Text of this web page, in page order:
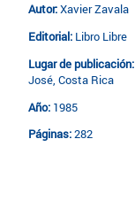
Autor:Xavier Zavala
Editorial: Libro Libre
Lugar de publicación:
José, Costa Rica
Año: 1985
Páginas:282